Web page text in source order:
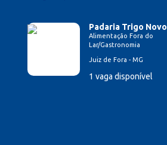
Padaria Trigo Novo
Alimentação Fora do
Lar/Gastronomia
Juiz de Fora - MG
1 vaga disponível